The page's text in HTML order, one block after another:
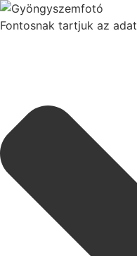
Fontosnak tartjuk az